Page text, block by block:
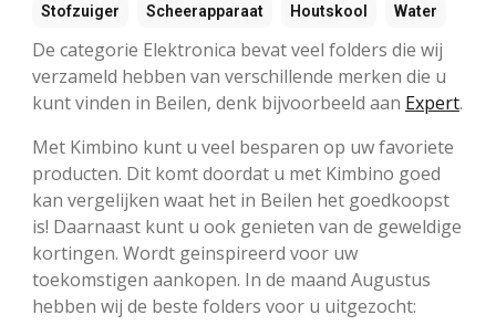
Stofzuiger Scheerapparaat Houtskool Water
De categorie Elektronica bevat veel folders die wij
verzameld hebben van verschillende merken die u
kunt vinden in Beilen, denk bijvoorbeeld aan Expert.
Met Kimbino kunt u veel besparen op uw favoriete
producten. Dit komt doordat u met Kimbino goed
kan vergelijken waat het in Beilen het goedkoopst
is! Daarnaast kunt u ook genieten van de geweldige
kortingen. Wordt geinspireerd voor uw
toekomstigen aankopen. In de maand Augustus
hebben wij de beste folders voor u uitgezocht: